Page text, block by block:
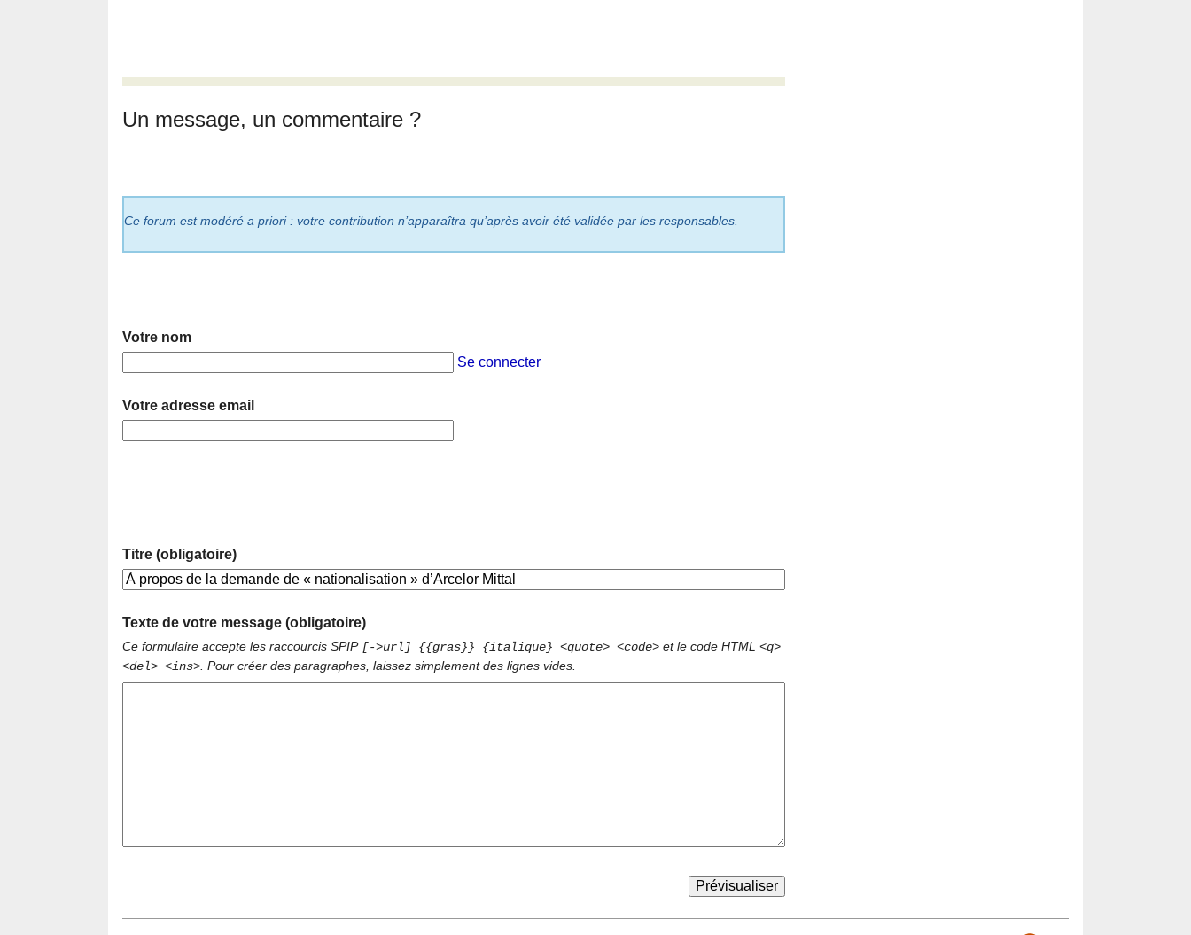
Un message, un commentaire ?
Ce forum est modéré a priori : votre contribution n’apparaîtra qu’après avoir été validée par les responsables.
Votre nom
Se connecter
Votre adresse email
Titre (obligatoire)
Texte de votre message (obligatoire)
Ce formulaire accepte les raccourcis SPIP [->url] {{gras}} {italique} <quote> <code> et le code HTML <q>
<del> <ins> . Pour créer des paragraphes, laissez simplement des lignes vides.